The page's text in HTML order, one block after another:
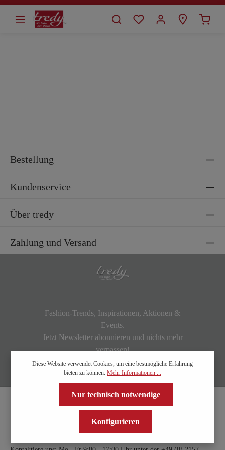
springen
Bestellung
Kundenservice
Über tredy
Zahlung und Versand
Fashion-Trends, Inspirationen, Aktionen &
Events.
Jetzt Newsletter abonnieren und nichts mehr
verpassen!
Diese Website verwendet Cookies, um eine bestmögliche Erfahrung
bieten zu können. Mehr Informationen ...
Nur technisch notwendige
Konfigurieren